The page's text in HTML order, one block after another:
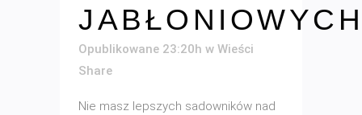
Opublikowane 23:20h w Wieści
Share
Nie masz lepszych sadowników nad